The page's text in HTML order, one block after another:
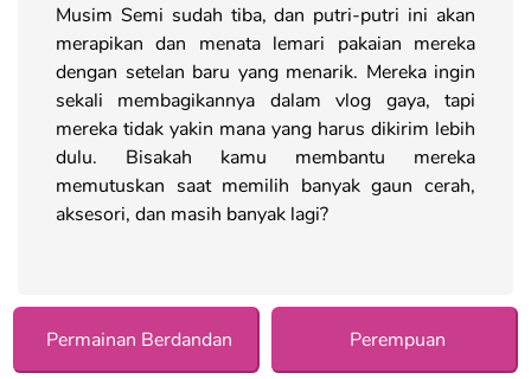
Musim Semi sudah tiba, dan putri-putri ini akan
merapikan dan menata lemari pakaian mereka
dengan setelan baru yang menarik. Mereka ingin
sekali membagikannya dalam vlog gaya, tapi
mereka tidak yakin mana yang harus dikirim lebih
dulu. Bisakah kamu membantu mereka
memutuskan saat memilih banyak gaun cerah,
aksesori, dan masih banyak lagi?
Permainan Berdandan Perempuan